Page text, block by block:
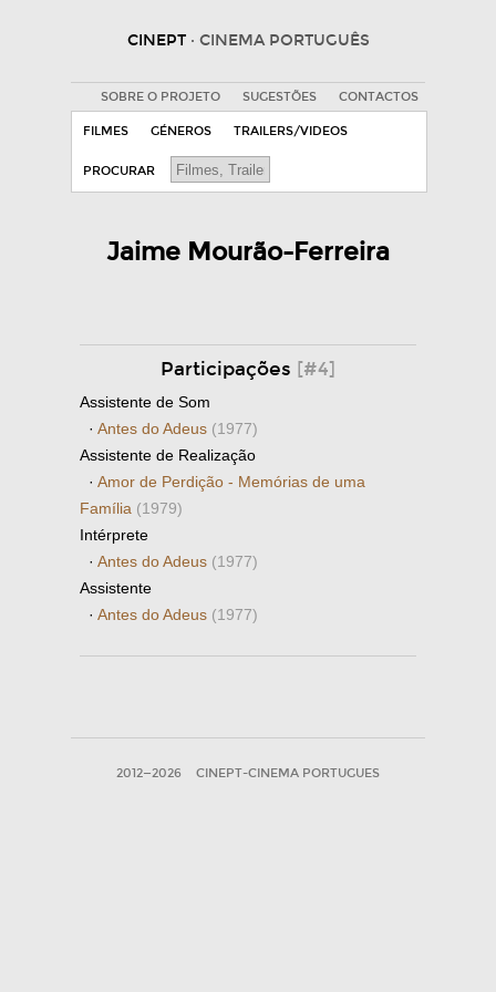
CINEPT · CINEMA PORTUGUÊS
SOBRE O PROJETO SUGESTÕES CONTACTOS
FILMES GÉNEROS TRAILERS/VIDEOS
PROCURAR
Jaime Mourão-Ferreira
Participações [#4]
Assistente de Som
· Antes do Adeus (1977)
Assistente de Realização
· Amor de Perdição - Memórias de uma
Família (1979)
Intérprete
· Antes do Adeus (1977)
Assistente
· Antes do Adeus (1977)
2012—2026 CINEPT-CINEMA PORTUGUES